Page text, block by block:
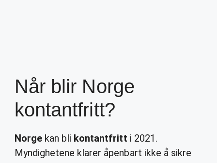
Når blir Norge
kontantfritt?
Norge kan bli kontantfritt i 2021.
Myndighetene klarer åpenbart ikke å sikre